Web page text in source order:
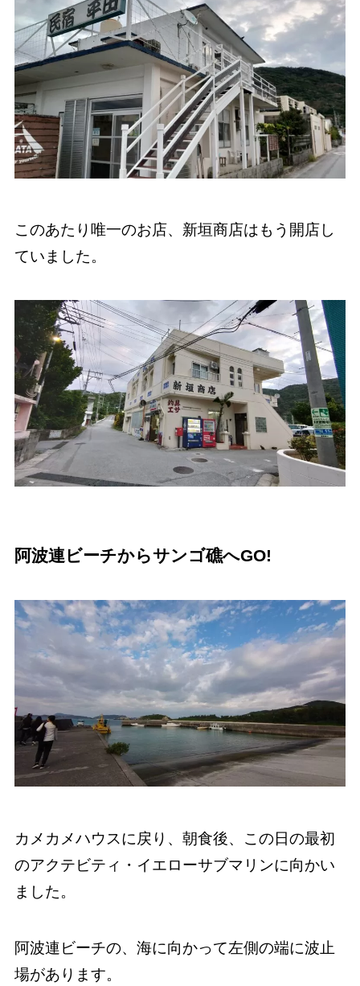
このあたり唯一のお店、新垣商店はもう開店し
ていました。
阿波連ビーチからサンゴ礁へGO!
カメカメハウスに戻り、朝食後、この日の最初
のアクテビティ・イエローサブマリンに向かい
ました。
阿波連ビーチの、海に向かって左側の端に波止
場があります。